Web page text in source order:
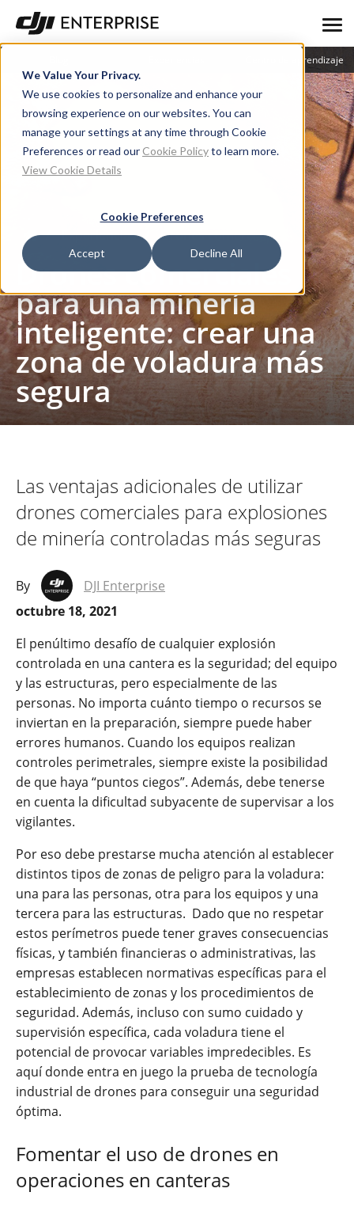
We Value Your Privacy.
We use cookies to personalize and enhance your
browsing experience on our websites. You can
manage your settings at any time through Cookie
Preferences or read our Cookie Policyto learn more.
View Cookie Details
Cookie Preferences
Accept Decline All
Centro de aprendizaje
Experiencias Drones comerciales para una minería inteligente: crear una zona de voladura más segura
Drones comerciales
para una minería
inteligente: crear una
zona de voladura más
segura
Las ventajas adicionales de utilizar
drones comerciales para explosiones
de minería controladas más seguras
By
DJI Enterprise
octubre 18, 2021
El penúltimo desafío de cualquier explosión
controlada en una cantera es la seguridad; del equipo
y las estructuras, pero especialmente de las
personas. No importa cuánto tiempo o recursos se
inviertan en la preparación, siempre puede haber
errores humanos. Cuando los equipos realizan
controles perimetrales, siempre existe la posibilidad
de que haya “puntos ciegos”. Además, debe tenerse
en cuenta la dificultad subyacente de supervisar a los
vigilantes.
Por eso debe prestarse mucha atención al establecer
distintos tipos de zonas de peligro para la voladura:
una para las personas, otra para los equipos y una
tercera para las estructuras. Dado que no respetar
estos perímetros puede tener graves consecuencias
físicas, y también financieras o administrativas, las
empresas establecen normativas específicas para el
establecimiento de zonas y los procedimientos de
seguridad. Además, incluso con sumo cuidado y
supervisión específica, cada voladura tiene el
potencial de provocar variables impredecibles. Es
aquí donde entra en juego la prueba de tecnología
industrial de drones para conseguir una seguridad
óptima.
Fomentar el uso de drones en
operaciones en canteras